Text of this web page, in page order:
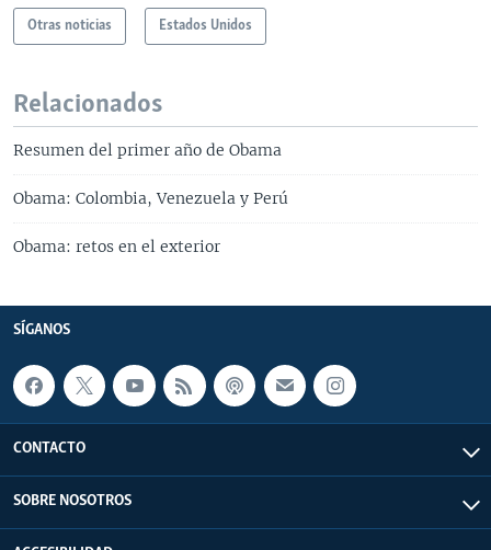
Otras noticias Estados Unidos
Relacionados
Resumen del primer año de Obama
Obama: Colombia, Venezuela y Perú
Obama: retos en el exterior
SÍGANOS
CONTACTO
SOBRE NOSOTROS